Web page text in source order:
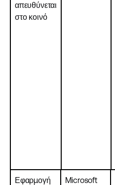
απευθύνεται
στο κοινό
Εφαρμογή
Microsoft